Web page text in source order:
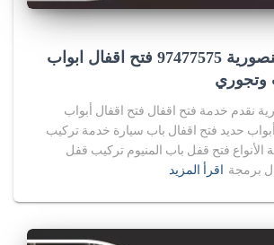
فتح اقفال المنصورية 97477575 فتح اقفال ابواب
وتجوري
نقدم خدمة فتح اقفال فتح اقفال أبواب
حديد فتح اقفال باب سيارة خدمة تركيب
الأنواع فتح قفل باب المنيوم تركيب قفل
برمجة اقرأ المزيد